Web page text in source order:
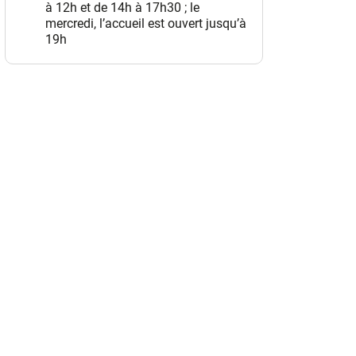
à 12h et de 14h à 17h30 ; le
mercredi, l’accueil est ouvert jusqu’à
19h